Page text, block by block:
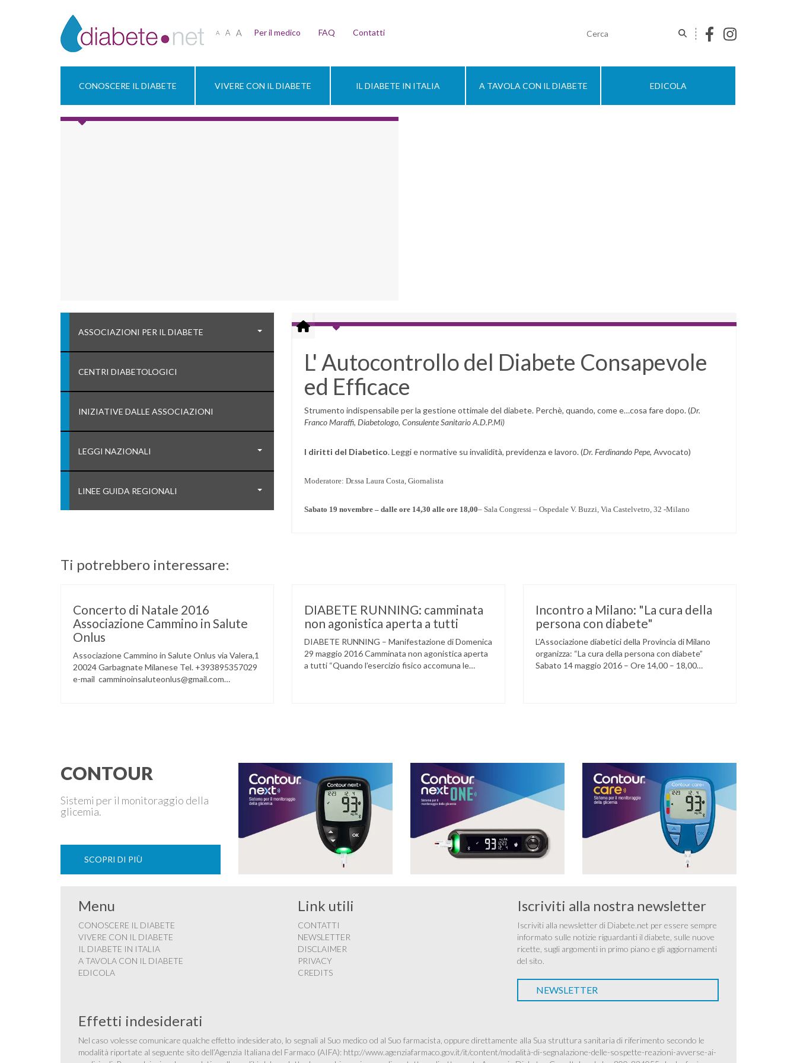
A A A Per il medico FAQ Contatti
CONOSCERE IL DIABETE VIVERE CON IL DIABETE IL DIABETE IN ITALIA A TAVOLA CON IL DIABETE EDICOLA
ASSOCIAZIONI PER IL DIABETE
CENTRI DIABETOLOGICI
INIZIATIVE DALLE ASSOCIAZIONI
LEGGI NAZIONALI
LINEE GUIDA REGIONALI
L' Autocontrollo del Diabete Consapevole
ed Efficace
Strumento indispensabile per la gestione ottimale del diabete. Perchè, quando, come e…cosa fare dopo. (Dr.
Franco Maraffi, Diabetologo, Consulente Sanitario A.D.P.Mi)
I diritti del Diabetico. Leggi e normative su invalidità, previdenza e lavoro. (Dr. Ferdinando Pepe, Avvocato)
Moderatore: Dr.ssa Laura Costa, Giornalista
Sabato 19 novembre – dalle ore 14,30 alle ore 18,00– Sala Congressi – Ospedale V. Buzzi, Via Castelvetro, 32 -Milano
Ti potrebbero interessare:
Concerto di Natale 2016
Associazione Cammino in Salute
Onlus
Associazione Cammino in Salute Onlus via Valera,1
20024 Garbagnate Milanese Tel. +393895357029
e-mail camminoinsaluteonlus@gmail.com
DIABETE RUNNING: camminata
non agonistica aperta a tutti
DIABETE RUNNING – Manifestazione di Domenica
29 maggio 2016 Camminata non agonistica aperta
a tutti “Quando l’esercizio fisico accomuna le
Incontro a Milano: "La cura della
persona con diabete"
L’Associazione diabetici della Provincia di Milano
organizza: “La cura della persona con diabete”
Sabato 14 maggio 2016 – Ore 14,00 – 18,00
CONTOUR
Sistemi per il monitoraggio della
glicemia.
SCOPRI DI PIÙ
Menu
CONOSCERE IL DIABETE
VIVERE CON IL DIABETE
IL DIABETE IN ITALIA
A TAVOLA CON IL DIABETE
EDICOLA
Link utili
CONTATTI
NEWSLETTER
DISCLAIMER
PRIVACY
CREDITS
Iscriviti alla nostra newsletter
Iscriviti alla newsletter di Diabete.net per essere sempre
informato sulle notizie riguardanti il diabete, sulle nuove
ricette, sugli argomenti in primo piano e gli aggiornamenti
del sito.
NEWSLETTER
Effetti indesiderati
Nel caso volesse comunicare qualche effetto indesiderato, lo segnali al Suo medico od al Suo farmacista, oppure direttamente alla Sua struttura sanitaria di riferimento secondo le
modalità riportate al seguente sito dell’Agenzia Italiana del Farmaco (AIFA): http://www.agenziafarmaco.gov.it/it/content/modalità-di-segnalazione-delle-sospette-reazioni-avverse-ai-